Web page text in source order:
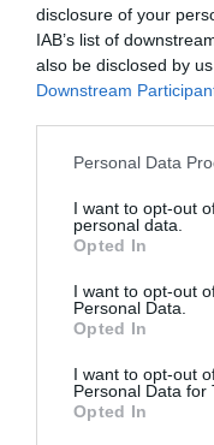
disclosure of your
IAB’s list of
also be disclosed by
Downstream
Personal Data
I want to opt-out
personal data.
Opted In
I want to opt-out
Personal Data.
Opted In
I want to opt-out
Personal Data for
Opted In